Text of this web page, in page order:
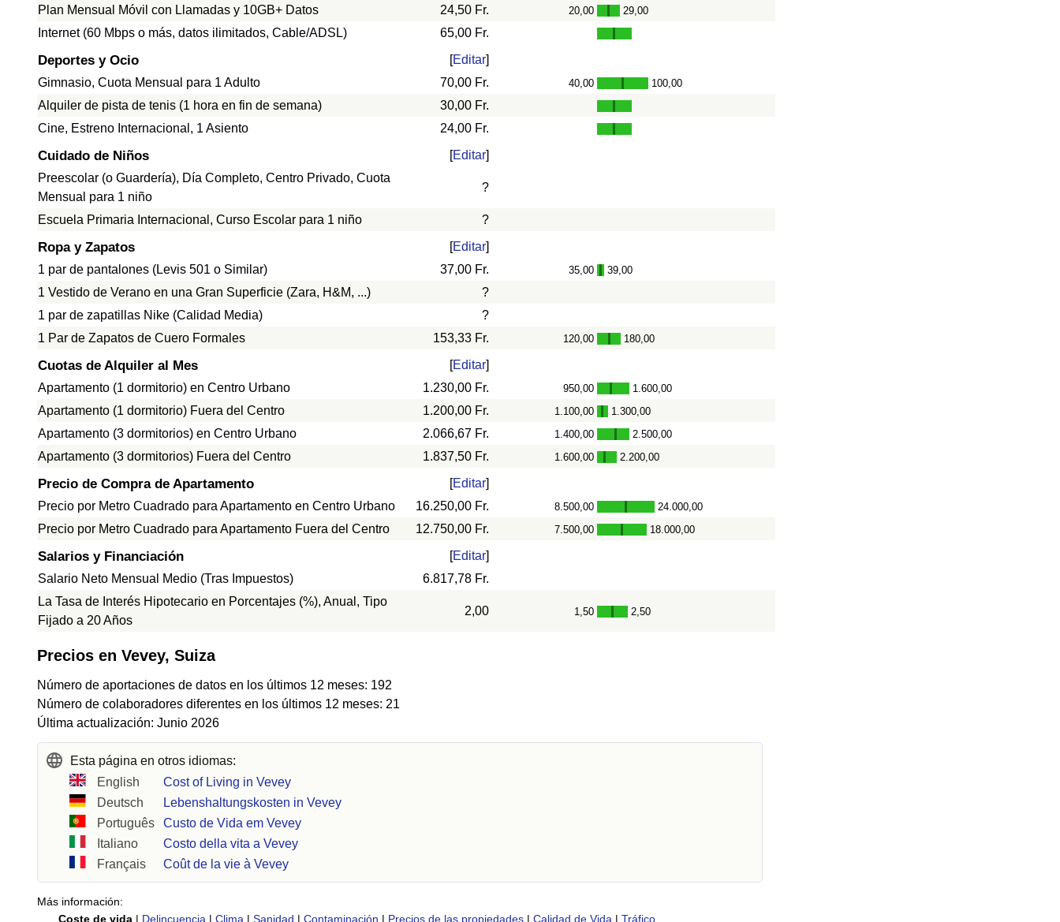
Plan Mensual Móvil con Llamadas y 10GB+ Datos 24,50 Fr. 20,00 - 29,00
Internet (60 Mbps o más, datos ilimitados, Cable/ADSL) 65,00 Fr.
Deportes y Ocio [Editar]
Gimnasio, Cuota Mensual para 1 Adulto
70,00 Fr. 40,00 - 100,00
Alquiler de pista de tenis (1 hora en fin de semana)
30,00 Fr.
Cine, Estreno Internacional, 1 Asiento
24,00 Fr.
Cuidado de Niños [Editar]
Preescolar (o Guardería), Día Completo, Centro Privado, Cuota
Mensual para 1 niño
?
Escuela Primaria Internacional, Curso Escolar para 1 niño ?
Ropa y Zapatos [Editar]
1 par de pantalones (Levis 501 o Similar)
37,00 Fr. 35,00 - 39,00
1 Vestido de Verano en una Gran Superficie (Zara, H&M, ...)
?
1 par de zapatillas Nike (Calidad Media)
?
1 Par de Zapatos de Cuero Formales
153,33 Fr. 120,00 - 180,00
Cuotas de Alquiler al Mes [Editar]
Apartamento (1 dormitorio) en Centro Urbano
1.230,00 Fr. 950,00 - 1.600,00
Apartamento (1 dormitorio) Fuera del Centro 1.200,00 Fr. 1.100,00 - 1.300,00
Apartamento (3 dormitorios) en Centro Urbano 2.066,67 Fr. 1.400,00 - 2.500,00
Apartamento (3 dormitorios) Fuera del Centro 1.837,50 Fr. 1.600,00 - 2.200,00
Precio de Compra de Apartamento [Editar]
Precio por Metro Cuadrado para Apartamento en Centro Urbano
16.250,00 Fr. 8.500,00 - 24.000,00
Precio por Metro Cuadrado para Apartamento Fuera del Centro 12.750,00 Fr. 7.500,00 - 18.000,00
Salarios y Financiación [Editar]
Salario Neto Mensual Medio (Tras Impuestos)
6.817,78 Fr.
La Tasa de Interés Hipotecario en Porcentajes (%), Anual, Tipo
Fijado a 20 Años
2,00 1,50 - 2,50
Precios en Vevey, Suiza
Número de aportaciones de datos en los últimos 12 meses: 192
Número de colaboradores diferentes en los últimos 12 meses: 21
Última actualización: Junio 2026
Esta página en otros idiomas:
English
Cost of Living in Vevey
Deutsch
Lebenshaltungskosten in Vevey
Português
Custo de Vida em Vevey
Italiano
Costo della vita a Vevey
Français
Coût de la vie à Vevey
Más información:
Coste de vida | Delincuencia | Clima | Sanidad | Contaminación | Precios de las propiedades | Calidad de Vida | Tráfico